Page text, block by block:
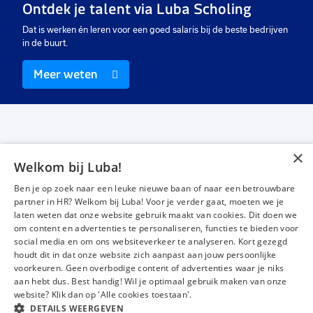
€ 2894- € 3130 p.m. € 3300 -€ 5800 p.m.
Ontdek je talent via Luba Scholing
Dat is werken én leren voor een goed salaris bij de beste bedrijven
in de buurt.
Meer weten
Werken bij Luba
Voor werkgevers
Mijn Luba
Contact
InstagramFacebookLinkedIn YouTube
×
Welkom bij Luba!
Ben je op zoek naar een leuke nieuwe baan of naar een betrouwbare
partner in HR? Welkom bij Luba! Voor je verder gaat, moeten we je
laten weten dat onze website gebruik maakt van cookies. Dit doen we
om content en advertenties te personaliseren, functies te bieden voor
social media en om ons websiteverkeer te analyseren. Kort gezegd
houdt dit in dat onze website zich aanpast aan jouw persoonlijke
voorkeuren. Geen overbodige content of advertenties waar je niks
aan hebt dus. Best handig! Wil je optimaal gebruik maken van onze
website? Klik dan op 'Alle cookies toestaan'.
DETAILS WEERGEVEN